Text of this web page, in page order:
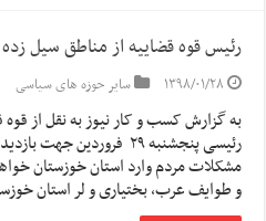
رئیس قوه قضاییه از مناطق سیل
۱۳۹۸/۰۱/۲۸ سایر حوزه های سیاسی
به گزارش کسب و کار نیوز به نقل از قوه
رئیسی پنجشنبه ۲۹
مشکلات مردم وارد استان خوزستان
و طوایف عرب، بختیاری و لر استان